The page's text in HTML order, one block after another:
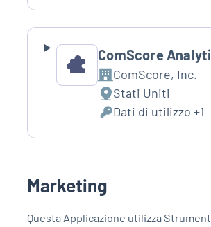
trattamento:
Personali
trattati:
ComScore
Azienda:
ComScore, Inc.
Luogo
del
trattamento:
Stati Uniti
Dati
Personali
Dati di utilizzo +1
Marketing
Questa Applicazione utilizza